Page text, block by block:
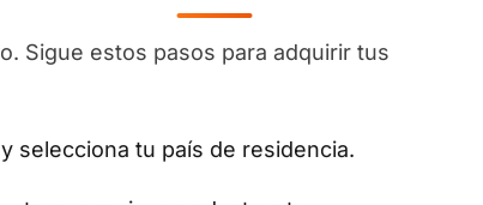
Sigue estos pasos para adquirir tus
selecciona tu país de residencia.